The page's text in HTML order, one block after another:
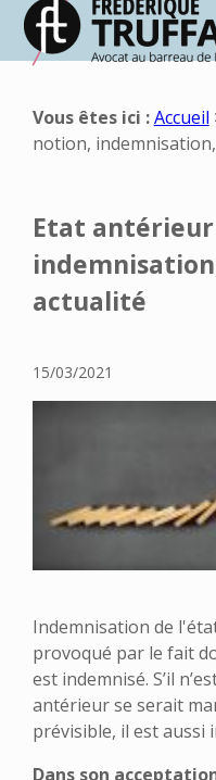
Vous êtes ici : Accueil
notion,
Etat
actualité
15/03/2021
Indemnisation de
provoqué par le fait
est indemnisé. S’il
antérieur se serait
prévisible, il est aussi
Dans son
Panneau de gestion des